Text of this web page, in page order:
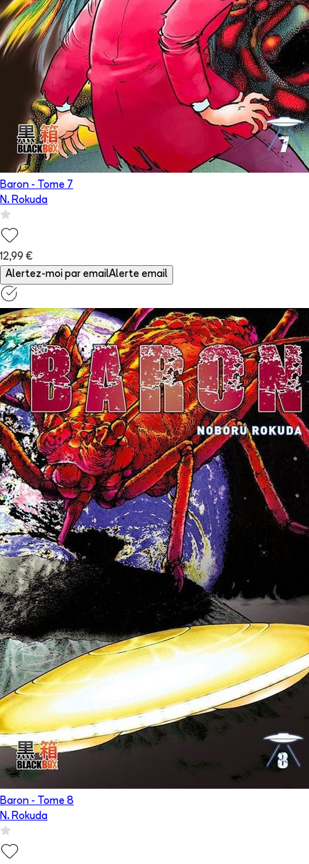
Baron - Tome 7
N. Rokuda
12,99 €
Alertez-moi par emailAlerte email
Baron - Tome 8
N. Rokuda